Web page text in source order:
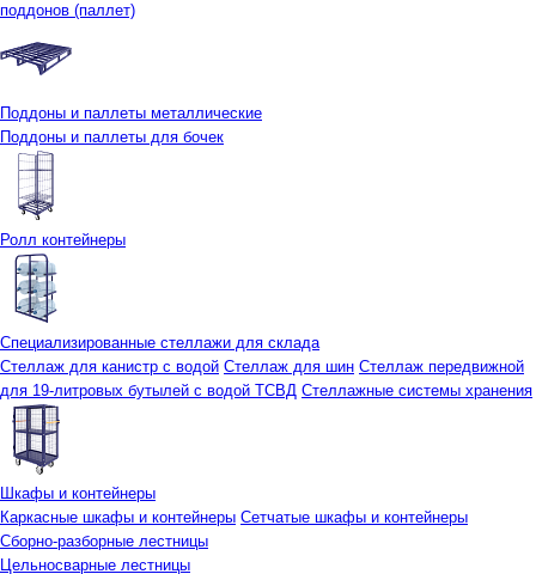
поддонов (паллет)
Поддоны и паллеты металлические
Поддоны и паллеты для бочек
Ролл контейнеры
Специализированные стеллажи для склада
Стеллаж для канистр с водой Стеллаж для шин Стеллаж передвижной
для 19-литровых бутылей с водой ТСВД Стеллажные системы хранения
Шкафы и контейнеры
Каркасные шкафы и контейнеры Сетчатые шкафы и контейнеры
Сборно-разборные лестницы
Цельносварные лестницы